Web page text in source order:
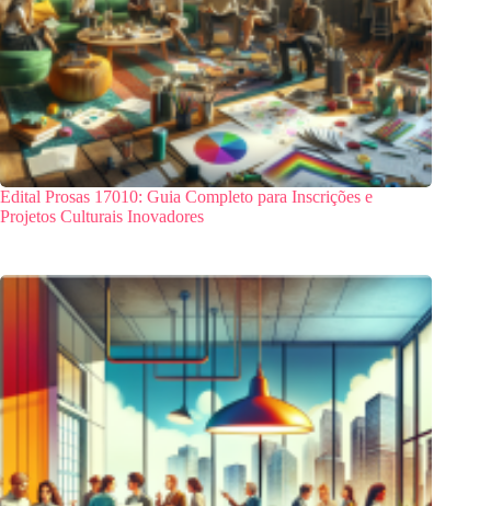
Edital Prosas 17010: Guia Completo para Inscrições e
Projetos Culturais Inovadores